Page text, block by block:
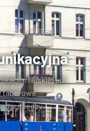
miejskiej już
taborowe
między